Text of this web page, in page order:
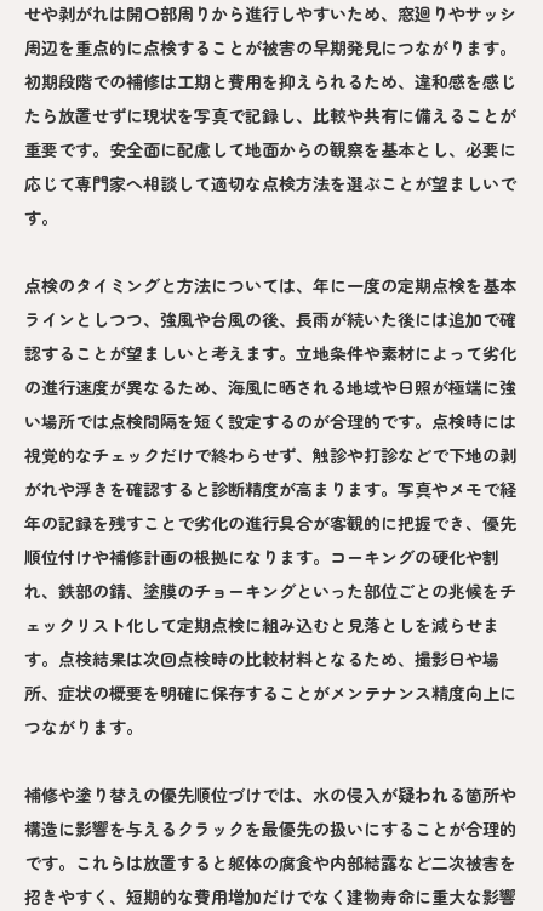
せや剥がれは開口部周りから進行しやすいため、窓廻りやサッシ
周辺を重点的に点検することが被害の早期発見につながります。
初期段階での補修は工期と費用を抑えられるため、違和感を感じ
たら放置せずに現状を写真で記録し、比較や共有に備えることが
重要です。安全面に配慮して地面からの観察を基本とし、必要に
応じて専門家へ相談して適切な点検方法を選ぶことが望ましいで
す。
点検のタイミングと方法については、年に一度の定期点検を基本
ラインとしつつ、強風や台風の後、長雨が続いた後には追加で確
認することが望ましいと考えます。立地条件や素材によって劣化
の進行速度が異なるため、海風に晒される地域や日照が極端に強
い場所では点検間隔を短く設定するのが合理的です。点検時には
視覚的なチェックだけで終わらせず、触診や打診などで下地の剥
がれや浮きを確認すると診断精度が高まります。写真やメモで経
年の記録を残すことで劣化の進行具合が客観的に把握でき、優先
順位付けや補修計画の根拠になります。コーキングの硬化や割
れ、鉄部の錆、塗膜のチョーキングといった部位ごとの兆候をチ
ェックリスト化して定期点検に組み込むと見落としを減らせま
す。点検結果は次回点検時の比較材料となるため、撮影日や場
所、症状の概要を明確に保存することがメンテナンス精度向上に
つながります。
補修や塗り替えの優先順位づけでは、水の侵入が疑われる箇所や
構造に影響を与えるクラックを最優先の扱いにすることが合理的
です。これらは放置すると躯体の腐食や内部結露など二次被害を
招きやすく、短期的な費用増加だけでなく建物寿命に重大な影響